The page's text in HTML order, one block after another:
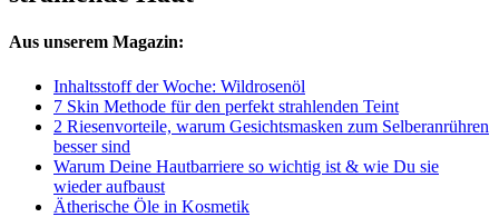
Aus unserem Magazin:
Inhaltsstoff der Woche: Wildrosenöl
7 Skin Methode für den perfekt strahlenden Teint
2 Riesenvorteile, warum Gesichtsmasken zum Selberanrühren
besser sind
Warum Deine Hautbarriere so wichtig ist & wie Du sie
wieder aufbaust
Ätherische Öle in Kosmetik